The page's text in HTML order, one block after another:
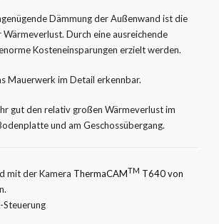
Dämmung der Außenwand ist die
Durch eine ausreichende
Kosteneinsparungen erzielt werden.
Mauerwerk im Detail erkennbar.
gut den relativ großen Wärmeverlust im
und am Geschossübergang.
mit der Kamera ThermaCAMTM T640 von
Steuerung